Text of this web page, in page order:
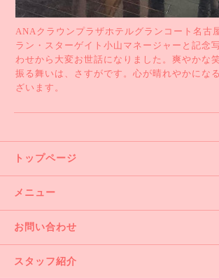
ANAクラウンプラザホテルグランコート名古
ラン・スターゲイト小山マネージャーと記念
わせから大変お世話になりました。爽やかな
振る舞いは、さすがです。心が晴れやかにな
ざいます。
トップページ
メニュー
お問い合わせ
スタッフ紹介